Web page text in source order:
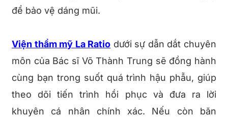
để bảo vệ dáng mũi.
Viện thẩm mỹ La Ratio dưới sự dẫn dắt chuyên
môn của Bác sĩ Võ Thành Trung sẽ đồng hành
cùng bạn trong suốt quá trình hậu phẫu, giúp
theo dõi tiến trình hồi phục và đưa ra lời
khuyên cá nhân chính xác. Nếu còn băn